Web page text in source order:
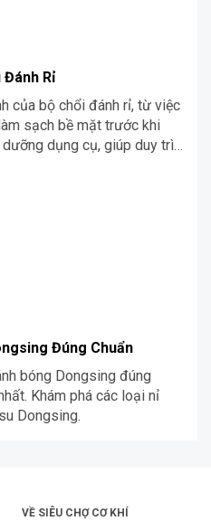
Đánh Rỉ
của bộ chổi đánh rỉ, từ việc
sạch bề mặt trước khi
dụng cụ, giúp duy trì
Đúng Chuẩn
bóng Dongsing đúng
Khám phá các loại nỉ
Dongsing.
VỀ SIÊU CHỢ CƠ KHÍ